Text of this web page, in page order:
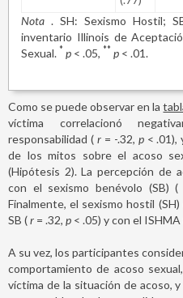
Nota . SH: Sexismo Hostil;
inventario Illinois de
Sexual. * p < .05, ** p < .01.
Como se puede observar en la
víctima correlacionó
responsabilidad ( r= -.32, p< .01),
de los mitos sobre el acoso
(Hipótesis 2). La percepción de
con el sexismo benévolo (SB)
Finalmente, el sexismo hostil
SB (r = .32, p < .05) y con el ISHMA
A su vez, los participantes
comportamiento de acoso
víctima de la situación de acoso,